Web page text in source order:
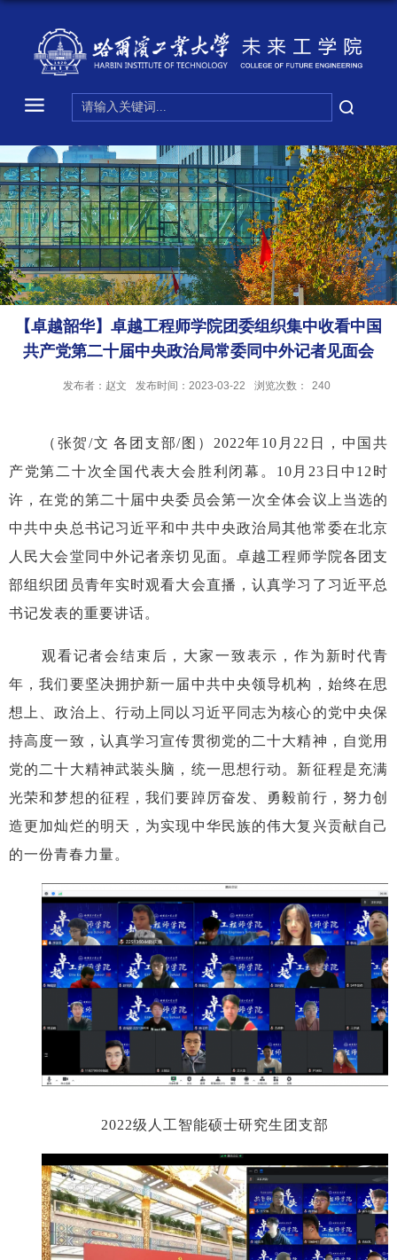
【卓越韶华】卓越工程师学院团委组织集中收看中国
共产党第二十届中央政治局常委同中外记者见面会
发布者：赵文 发布时间：2023-03-22 浏览次数： 240
（张贺/文 各团支部/图） 2022年10 月 22 日，中国共
产党第二十次全国代表大会胜利闭幕。 10 月 23 日中 12 时
许，在党的第二十届中央委员会第一次全体会议上当选的
中共中央总书记习近平和中共中央政治局其他常委在北京
人民大会堂同中外记者亲切见面。卓越工程师学院各团支
部组织团员青年实时观看大会直播，认真学习了习近平总
书记发表的重要讲话。
观看记者会结束后，大家一致表示，作为新时代青
年，我们要坚决拥护新一届中共中央领导机构，始终在思
想上、政治上、行动上同以习近平同志为核心的党中央保
持高度一致，认真学习宣传贯彻党的二十大精神，自觉用
党的二十大精神武装头脑，统一思想行动。新征程是充满
光荣和梦想的征程，我们要踔厉奋发、勇毅前行，努力创
造更加灿烂的明天，为实现中华民族的伟大复兴贡献自己
的一份青春力量。
2022级人工智能硕士研究生团支部